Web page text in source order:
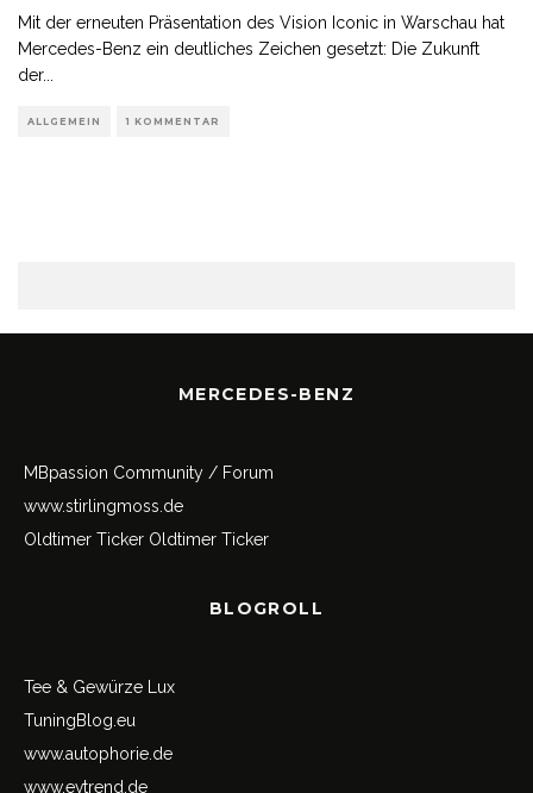
Mit der erneuten Präsentation des Vision Iconic in Warschau hat
Mercedes-Benz ein deutliches Zeichen gesetzt: Die Zukunft
der...
ALLGEMEIN 1 KOMMENTAR
MERCEDES-BENZ
MBpassion Community / Forum
www.stirlingmoss.de
Oldtimer Ticker Oldtimer Ticker
BLOGROLL
Tee & Gewürze Lux
TuningBlog.eu
www.autophorie.de
www.evtrend.de